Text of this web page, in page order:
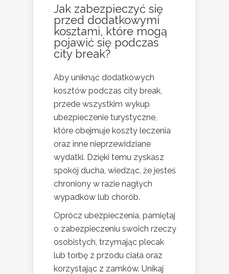
Jak zabezpieczyć się
przed dodatkowymi
kosztami, które mogą
pojawić się podczas
city break?
Aby uniknąć dodatkowych
kosztów podczas city break,
przede wszystkim wykup
ubezpieczenie turystyczne,
które obejmuje koszty leczenia
oraz inne nieprzewidziane
wydatki. Dzięki temu zyskasz
spokój ducha, wiedząc, że jesteś
chroniony w razie nagłych
wypadków lub chorób.
Oprócz ubezpieczenia, pamiętaj
o zabezpieczeniu swoich rzeczy
osobistych, trzymając plecak
lub torbę z przodu ciała oraz
korzystając z zamków. Unikaj